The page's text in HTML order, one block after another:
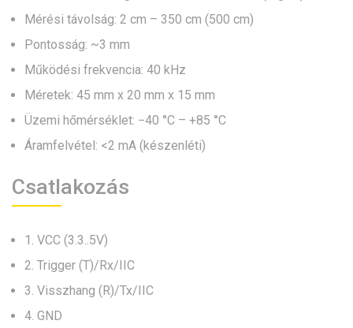
Mérési távolság: 2 cm – 350 cm (500 cm)
Pontosság: ~3 mm
Működési frekvencia: 40 kHz
Méretek: 45 mm x 20 mm x 15 mm
Üzemi hőmérséklet: −40 °C – +85 °C
Áramfelvétel: <2 mA (készenléti)
Csatlakozás
1. VCC (3.3..5V)
2. Trigger (T)/Rx/IIC
3. Visszhang (R)/Tx/IIC
4. GND